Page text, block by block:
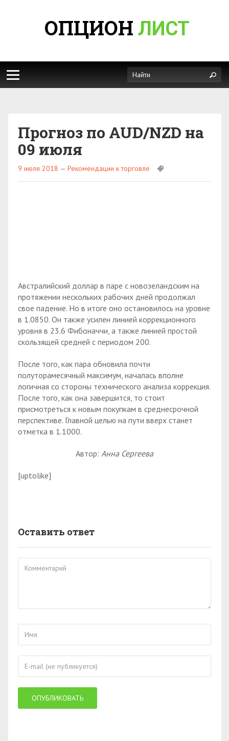
ОПЦИОН ЛИСТ
Прогноз по AUD/NZD на
09 июля
9 июля 2018 — Рекомендации к торговле
Австралийский доллар в паре с новозеландским на
протяжении нескольких рабочих дней продолжал
свое падение. Но в итоге оно остановилось на уровне
в 1.0850. Он также усилен линией коррекционного
уровня в 23.6 Фибоначчи, а также линией простой
скользящей средней с периодом 200.
После того, как пара обновила почти
полуторамесячный максимум, началась вполне
логичная со стороны технического анализа коррекция.
После того, как она завершится, то стоит
присмотреться к новым покупкам в среднесрочной
перспективе. Главной целью на пути вверх станет
отметка в 1.1000.
Автор: Анна Сергеева
[uptolike]
Оставить ответ